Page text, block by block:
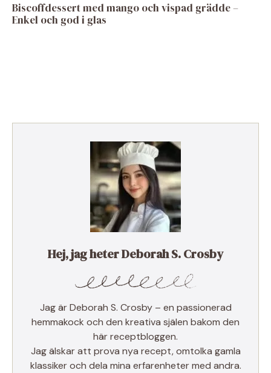
Biscoffdessert med mango och vispad grädde –
Enkel och god i glas
Hej, jag heter Deborah S. Crosby
Jag är Deborah S. Crosby – en passionerad
hemmakock och den kreativa själen bakom den
här receptbloggen.
Jag älskar att prova nya recept, omtolka gamla
klassiker och dela mina erfarenheter med andra.